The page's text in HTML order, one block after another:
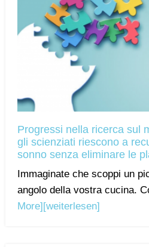
Progressi nella ricerca sul
gli scienziati riescono a
sonno senza eliminare le
Immaginate che scoppi un
angolo della vostra cucina.
More] [weiterlesen]